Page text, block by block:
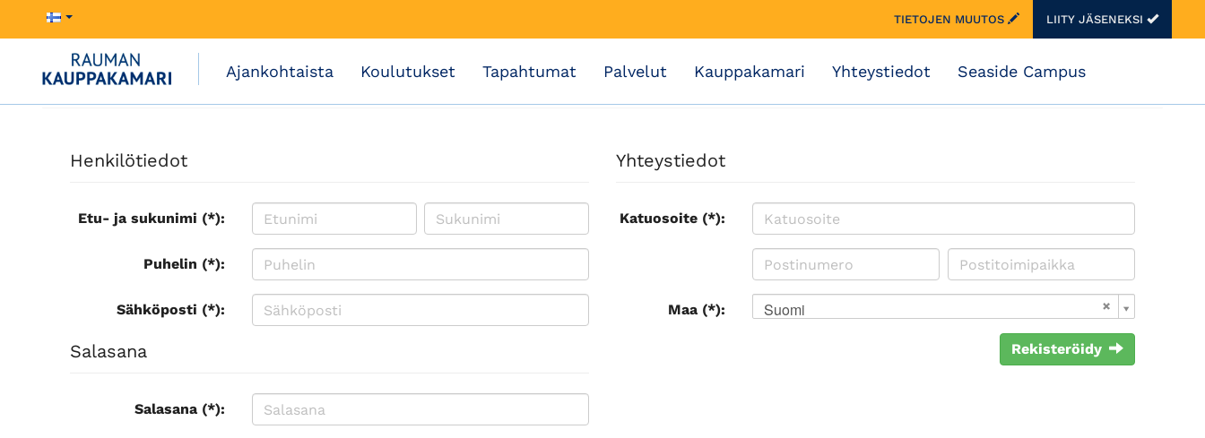
TIETOJEN MUUTOS LIITY JÄSENEKSI
Ajankohtaista Koulutukset Tapahtumat Palvelut Kauppakamari Yhteystiedot Seaside Campus
Henkilötiedot
Etu- ja sukunimi (*):
Puhelin (*):
Sähköposti (*):
Salasana
Salasana (*):
Yhteystiedot
Katuosoite (*):
Maa (*): Suomi
Rekisteröidy